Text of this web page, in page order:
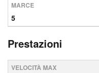
MARCE
5
Prestazioni
VELOCITÀ MAX